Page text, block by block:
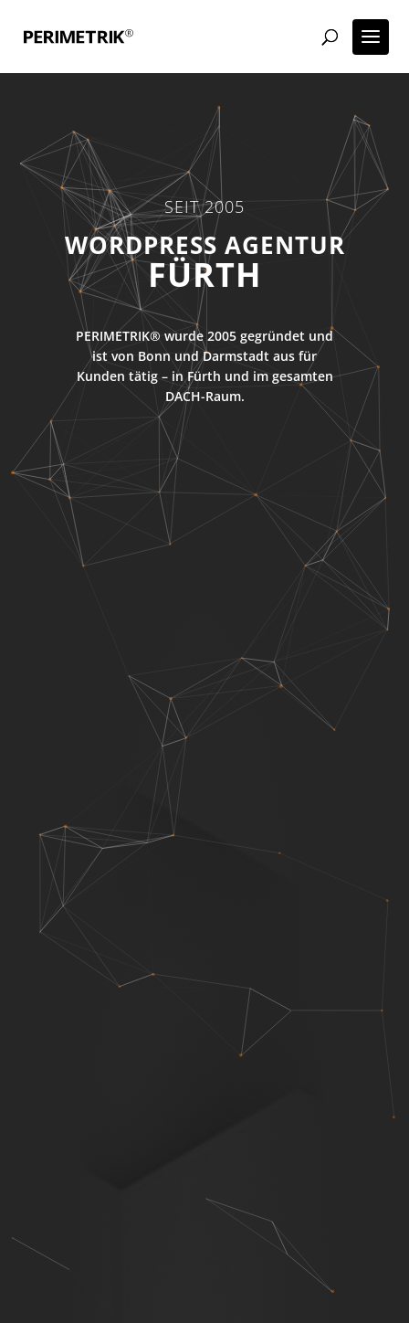
SEIT 2005
ECOMMERCE AGENTUR
FÜRTH
PERIMETRIK® wurde 2005 gegründet und
ist von Bonn und Darmstadt aus für
Kunden tätig – in Fürth und im gesamten
DACH-Raum.